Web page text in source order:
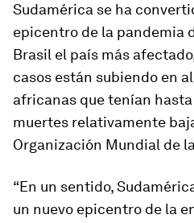
Sudamérica se ha
epicentro de la pandemia
Brasil el país más
casos están subiendo en
africanas que tenían
muertes relativamente
Organización Mundial de
“En un sentido,
un nuevo epicentro de la